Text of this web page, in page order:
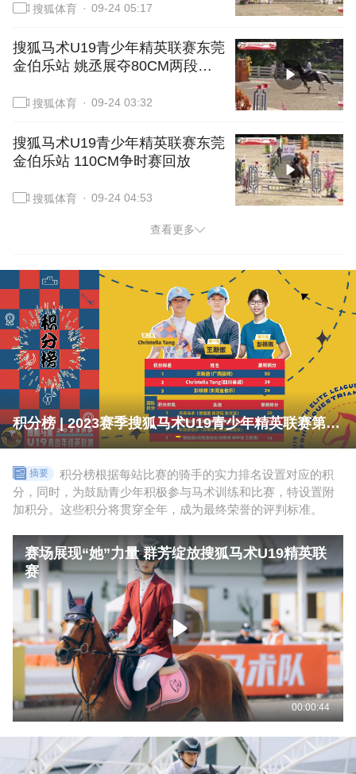
搜狐体育 09-24 05:17
搜狐马术U19青少年精英联赛东莞
金伯乐站 姚丞展夺80CM两段赛
搜狐体育 09-24 03:32
搜狐马术U19青少年精英联赛东莞
金伯乐站 110CM争时赛回放
搜狐体育 09-24 04:53
查看更多
积分榜 | 2023赛季搜狐马术U19青少年精英联赛第二站南宁站
摘要
积分榜根据每站比赛的骑手的实力排名设置对应的积
分，同时，为鼓励青少年积极参与马术训练和比赛，特设置附
加积分。这些积分将贯穿全年，成为最终荣誉的评判标准。
赛场展现“她”力量 群芳绽放搜狐马术U19精英联
赛
00:00:44
赛场展现“她”力量 群芳绽放搜狐马术U19精英联赛